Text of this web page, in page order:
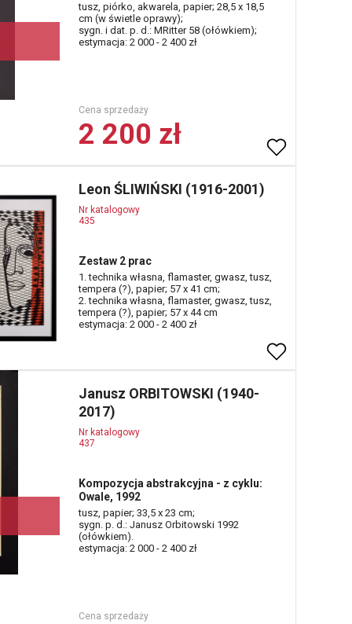
tusz, piórko, akwarela, papier; 28,5 x 18,5
cm (w świetle oprawy);
sygn. i dat. p. d.: MRitter 58 (ołówkiem);
estymacja: 2 000 - 2 400 zł
Cena sprzedaży
2 200 zł
Leon ŚLIWIŃSKI (1916-2001)
Nr katalogowy
435
Zestaw 2 prac
1. technika własna, flamaster, gwasz, tusz,
tempera (?), papier; 57 x 41 cm;
2. technika własna, flamaster, gwasz, tusz,
tempera (?), papier; 57 x 44 cm
estymacja: 2 000 - 2 400 zł
Janusz ORBITOWSKI (1940-
2017)
Nr katalogowy
437
Kompozycja abstrakcyjna - z cyklu:
Owale, 1992
tusz, papier; 33,5 x 23 cm;
sygn. p. d.: Janusz Orbitowski 1992
(ołówkiem).
estymacja: 2 000 - 2 400 zł
Cena sprzedaży